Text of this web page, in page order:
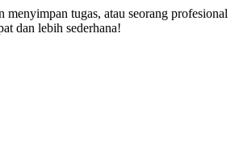
tugas, atau seorang profesional
dan lebih sederhana!